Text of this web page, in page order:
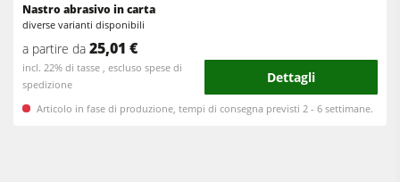
Nastro abrasivo in carta
diverse varianti disponibili
a partire da 25,01 €
incl. 22% di tasse , escluso spese di
spedizione
Dettagli
Articolo in fase di produzione, tempi di consegna previsti 2 - 6 settimane.